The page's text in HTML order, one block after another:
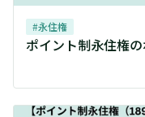
#永住権
ポイント制永住権